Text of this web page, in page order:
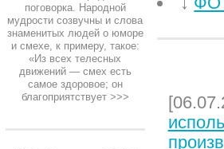
поговорка. Народной
мудрости созвучны и слова
знаменитых людей о юморе
и смехе, к примеру, такое:
«Из всех телесных
движений — смех есть
самое здоровое; он
благоприятствует>>>